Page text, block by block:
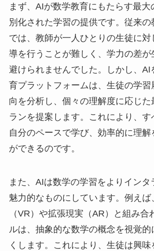
まず、AIが数学教育にもたらす最大
別化された学習の提供です。従来の
では、教師が一人ひとりの生徒に対
導を行うことが難しく、学力の差が
避けられませんでした。しかし、AI
育プラットフォームは、生徒の学習
向を分析し、個々の理解度に応じた
ランを提案します。これにより、
自分のペースで学び、効率的に理解
ができるのです。
また、AIは数学の学習をよりインタ
魅力的なものにしています。例えば
（VR）や拡張現実（AR）と組み合
ルは、抽象的な数学の概念を視覚的
くします。これにより、生徒は興